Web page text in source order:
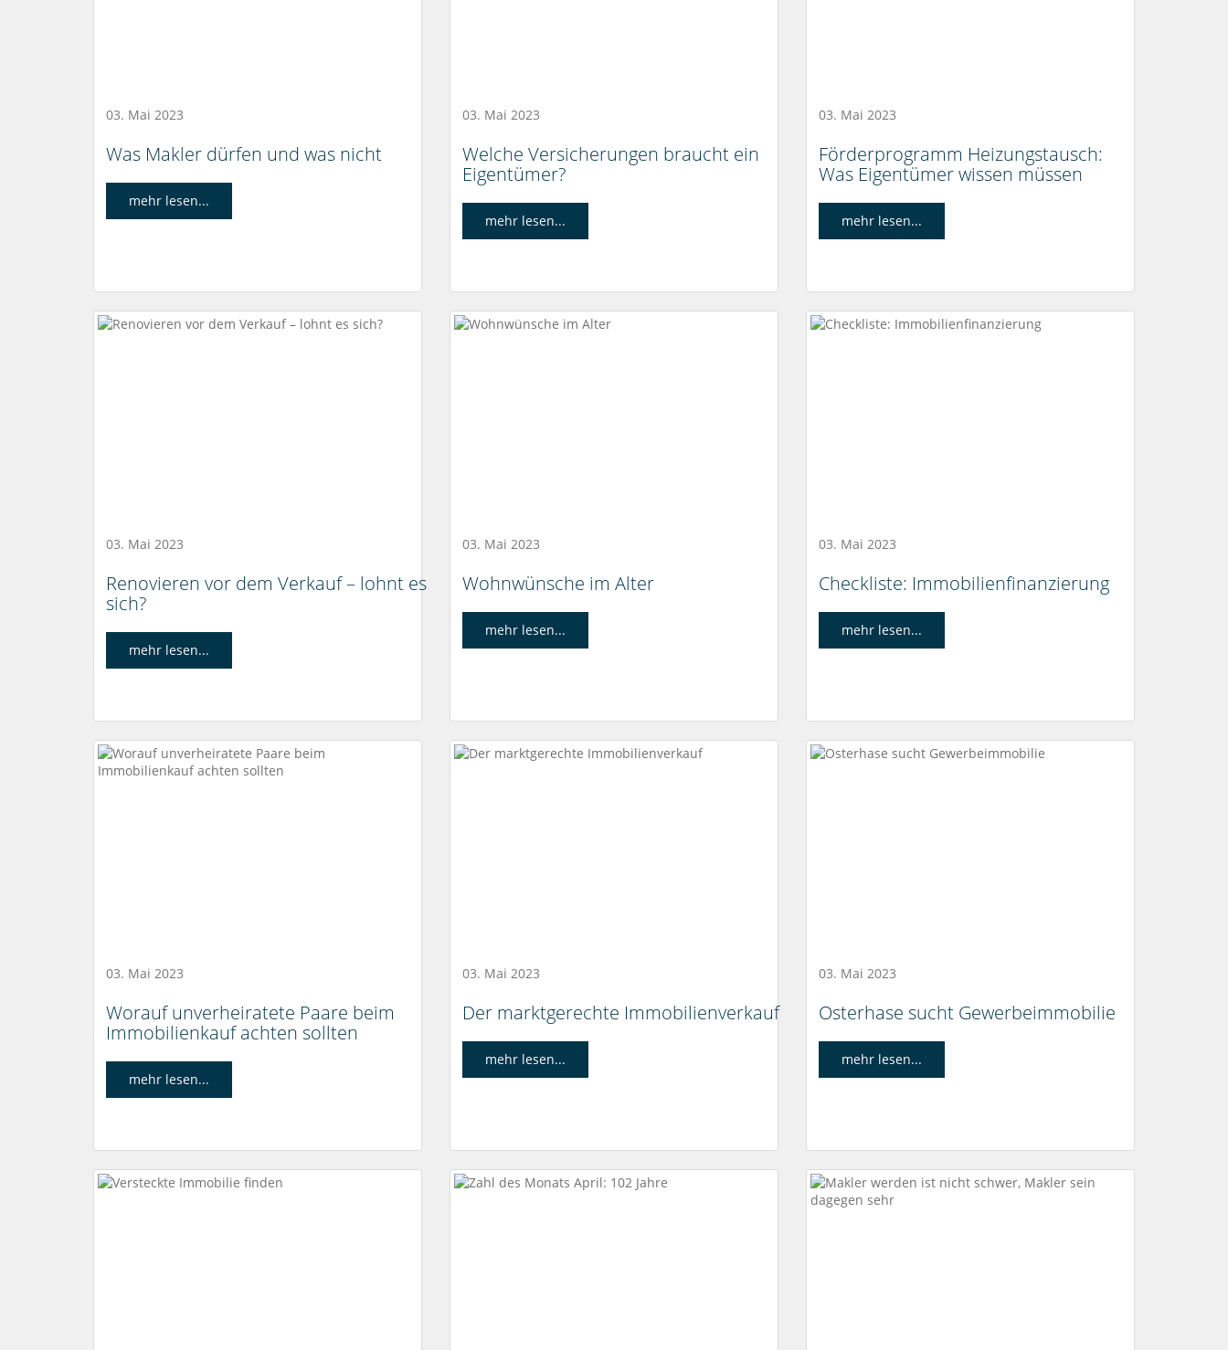
03. Mai 2023
Was Makler dürfen und was nicht
mehr lesen...
03. Mai 2023
Welche Versicherungen braucht ein
Eigentümer?
mehr lesen...
03. Mai 2023
Förderprogramm Heizungstausch:
Was Eigentümer wissen müssen
mehr lesen...
03. Mai 2023
Renovieren vor dem Verkauf – lohnt es
sich?
mehr lesen...
03. Mai 2023
Wohnwünsche im Alter
mehr lesen...
03. Mai 2023
Checkliste: Immobilienfinanzierung
mehr lesen...
03. Mai 2023
Worauf unverheiratete Paare beim
Immobilienkauf achten sollten
mehr lesen...
03. Mai 2023
Der marktgerechte Immobilienverkauf
mehr lesen...
03. Mai 2023
Osterhase sucht Gewerbeimmobilie
mehr lesen...